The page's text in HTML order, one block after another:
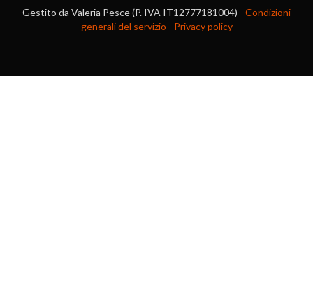
Gestito da Valeria Pesce (P. IVA IT12777181004) - Condizioni
generali del servizio - Privacy policy